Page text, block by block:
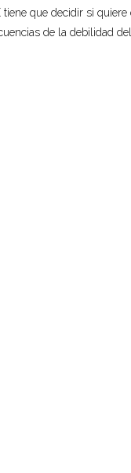
que decidir si
de la debilidad